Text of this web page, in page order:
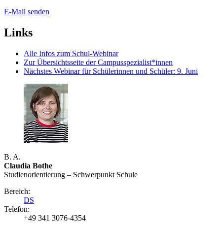
E-Mail senden
Links
Alle Infos zum Schul-Webinar
Zur Übersichtsseite der Campusspezialist*innen
Nächstes Webinar für Schülerinnen und Schüler: 9. Juni
B. A.
Claudia Bothe
Studienorientierung – Schwerpunkt Schule
Bereich:
DS
Telefon:
+49 341 3076-4354